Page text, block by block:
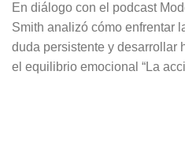
En diálogo con el podcast
Smith analizó cómo enfrentar
duda persistente y desarrollar
el equilibrio emocional “La